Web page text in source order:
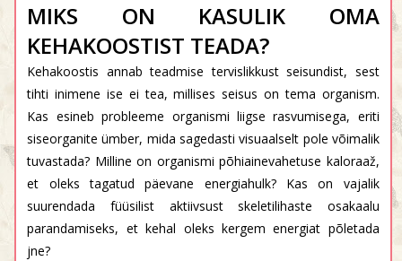
MIKS ON KASULIK OMA
KEHAKOOSTIST TEADA?
Kehakoostis annab teadmise tervislikkust seisundist, sest
tihti inimene ise ei tea, millises seisus on tema organism.
Kas esineb probleeme organismi liigse rasvumisega, eriti
siseorganite ümber, mida sagedasti visuaalselt pole võimalik
tuvastada? Milline on organismi põhiainevahetuse kaloraaž,
et oleks tagatud päevane energiahulk? Kas on vajalik
suurendada füüsilist aktiivsust skeletilihaste osakaalu
parandamiseks, et kehal oleks kergem energiat põletada
jne?